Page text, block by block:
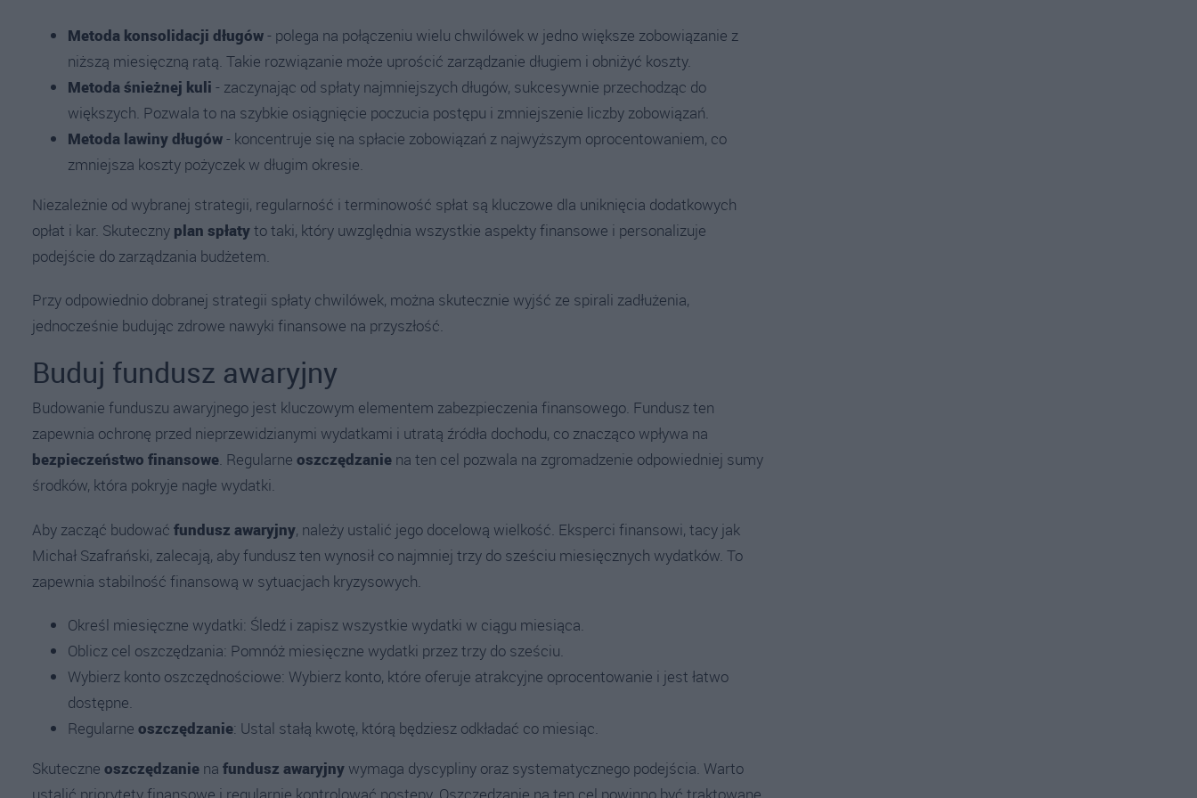
Metoda konsolidacji długów- polega na połączeniu wielu chwilówek w jedno większe zobowiązanie z
niższą miesięczną ratą. Takie rozwiązanie może uprościć zarządzanie długiem i obniżyć koszty.
Metoda śnieżnej kuli - zaczynając od spłaty najmniejszych długów, sukcesywnie przechodząc do
większych. Pozwala to na szybkie osiągnięcie poczucia postępu i zmniejszenie liczby zobowiązań.
Metoda lawiny długów- koncentruje się na spłacie zobowiązań z najwyższym oprocentowaniem, co
zmniejsza koszty pożyczek w długim okresie.
Niezależnie od wybranej strategii, regularność i terminowość spłat są kluczowe dla uniknięcia dodatkowych
opłat i kar. Skuteczny plan spłatyto taki, który uwzględnia wszystkie aspekty finansowe i personalizuje
podejście do zarządzania budżetem.
Przy odpowiednio dobranej strategii spłaty chwilówek, można skutecznie wyjść ze spirali zadłużenia,
jednocześnie budując zdrowe nawyki finansowe na przyszłość.
Buduj fundusz awaryjny
Budowanie funduszu awaryjnego jest kluczowym elementem zabezpieczenia finansowego. Fundusz ten
zapewnia ochronę przed nieprzewidzianymi wydatkami i utratą źródła dochodu, co znacząco wpływa na
bezpieczeństwo finansowe. Regularne oszczędzanie na ten cel pozwala na zgromadzenie odpowiedniej sumy
środków, która pokryje nagłe wydatki.
Aby zacząć budować fundusz awaryjny, należy ustalić jego docelową wielkość. Eksperci finansowi, tacy jak
Michał Szafrański, zalecają, aby fundusz ten wynosił co najmniej trzy do sześciu miesięcznych wydatków. To
zapewnia stabilność finansową w sytuacjach kryzysowych.
Określ miesięczne wydatki: Śledź i zapisz wszystkie wydatki w ciągu miesiąca.
Oblicz cel oszczędzania: Pomnóż miesięczne wydatki przez trzy do sześciu.
Wybierz konto oszczędnościowe: Wybierz konto, które oferuje atrakcyjne oprocentowanie i jest łatwo
dostępne.
Regularne oszczędzanie: Ustal stałą kwotę, którą będziesz odkładać co miesiąc.
Skuteczne oszczędzanie na fundusz awaryjny wymaga dyscypliny oraz systematycznego podejścia. Warto